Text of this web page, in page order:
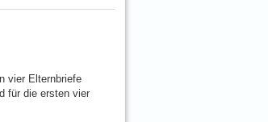
vier Elternbriefe
für die ersten vier